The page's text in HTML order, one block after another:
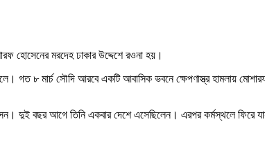
হোসেনের মরদেহ ঢাকার উদ্দেশে রওনা হয়।
গত ৮ মার্চ সৌদি আরবে একটি আবাসিক ভবনে ক্ষেপণাস্ত্র হামলায়
দুই বছর আগে তিনি একবার দেশে এসেছিলেন। এরপর কর্মস্থলে ফিরে